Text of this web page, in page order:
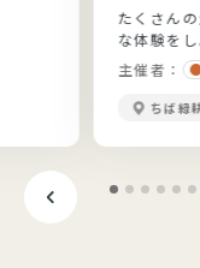
たくさん
な体験をし
主催者：
ちば緑